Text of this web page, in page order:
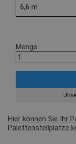
Menge
Hier können Sie Ihr
Palettenstellplätze